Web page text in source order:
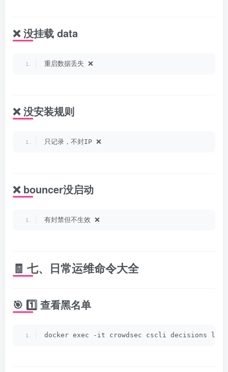
❌ 没挂载 data
重启数据丢失 ❌
❌ 没安装规则
只记录，不封IP ❌
❌ bouncer没启动
有封禁但不生效 ❌
🧾 七、日常运维命令大全
🎯 1️⃣ 查看黑名单
docker exec -it crowdsec cscli decisions list